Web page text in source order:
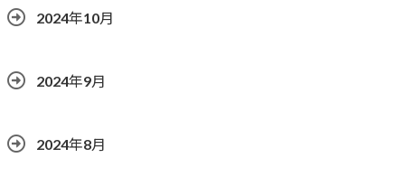
2024年10月
2024年9月
2024年8月